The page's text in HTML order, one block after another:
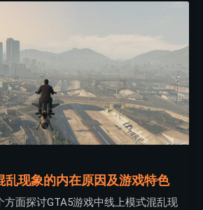
乱现象的内在原因及游戏特色
方面探讨GTA5游戏中线上模式混乱现